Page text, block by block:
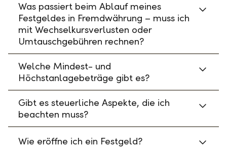
Was passiert beim Ablauf meines
Festgeldes in Fremdwährung – muss ich
mit Wechselkursverlusten oder
Umtauschgebühren rechnen?
Welche Mindest- und
Höchstanlagebeträge gibt es?
Gibt es steuerliche Aspekte, die ich
beachten muss?
Wie eröffne ich ein Festgeld?